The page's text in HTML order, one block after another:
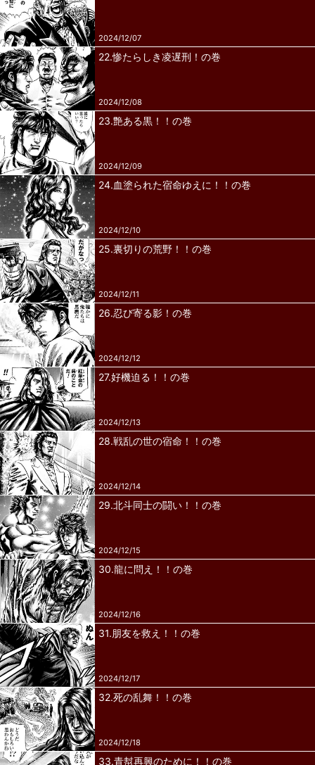
2024/12/07
22.惨たらしき凌遅刑！の巻
2024/12/08
23.艶ある黒！！の巻
2024/12/09
24.血塗られた宿命ゆえに！！の巻
2024/12/10
25.裏切りの荒野！！の巻
2024/12/11
26.忍び寄る影！の巻
2024/12/12
27.好機迫る！！の巻
2024/12/13
28.戦乱の世の宿命！！の巻
2024/12/14
29.北斗同士の闘い！！の巻
2024/12/15
30.龍に問え！！の巻
2024/12/16
31.朋友を救え！！の巻
2024/12/17
32.死の乱舞！！の巻
2024/12/18
33.青幇再興のために！！の巻